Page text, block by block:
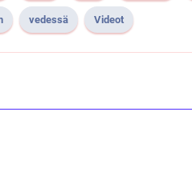
vedessä Videot